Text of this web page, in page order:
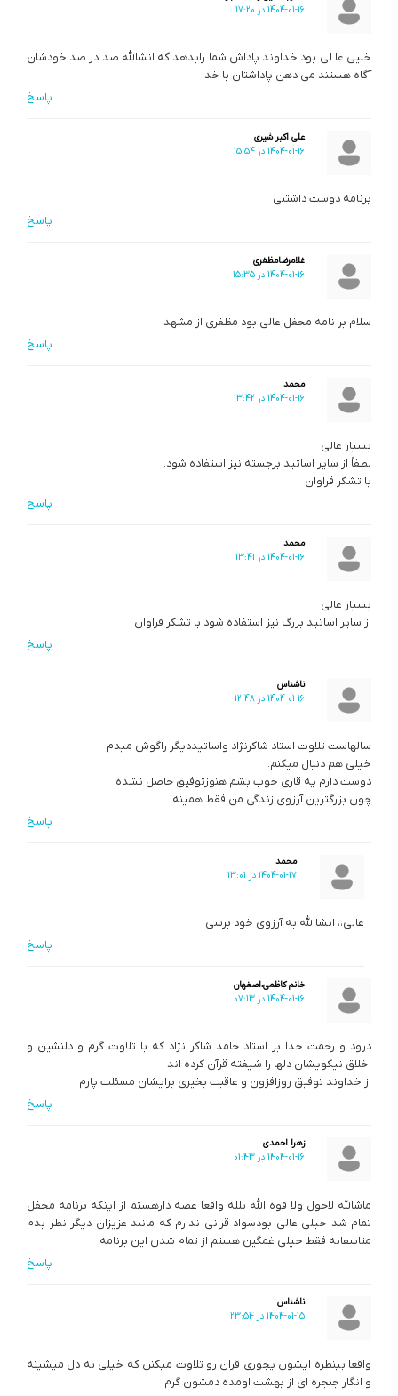
1404-01-16 در 17:20
خلیی عا لی بود خداوند پاداش شما رابدهد که انشالله صد در صد خودشان
آگاه هستند می دهن پاداشتان با خدا
پاسخ
علی اکبر شیری
1404-01-16 در 15:54
برنامه دوست داشتنی
پاسخ
غلامرضامظفری
1404-01-16 در 15:35
سلام بر نامه محفل عالی بود مظفری از مشهد
پاسخ
محمد
1404-01-16 در 13:42
بسیار عالی
لطفاً از سایر اساتید برجسته نیز استفاده شود.
با تشکر فراوان
پاسخ
محمد
1404-01-16 در 13:41
بسیار عالی
از سایر اساتید بزرگ نیز استفاده شود با تشکر فراوان
پاسخ
ناشناس
1404-01-16 در 12:48
سالهاست تلاوت استاد شاکرنژاد واساتیددیگر راگوش میدم
خیلی هم دنبال میکنم.
دوست دارم یه قاری خوب بشم هنوزتوفیق حاصل نشده
چون بزرگترین آرزوی زندگی من فقط همینه
پاسخ
محمد
1404-01-17 در 13:01
عالی،، انشاالله به آرزوی خود برسی
پاسخ
خانم کاظمی،اصفهان
1404-01-16 در 07:13
درود و رحمت خدا بر استاد حامد شاکر نژاد که با تلاوت گرم و دلنشین و
اخلاق نیکویشان دلها را شیفته قرآن کرده اند
از خداوند توفیق روزافزون و عاقبت بخیری برایشان مسئلت پارم
پاسخ
زهرا احمدی
1404-01-16 در 01:43
ماشالله لاحول ولا قوه الله بلله واقعا عصه دارهستم از اینکه برنامه محفل
تمام شد خیلی عالی بودسواد قرانی ندارم که مانند عزیزان دیگر نظر بدم
متاسفانه فقط خیلی غمگین هستم از تمام شدن این برنامه
پاسخ
ناشناس
1404-01-15 در 23:54
واقعا بینظره ایشون یجوری قران رو تلاوت میکنن که خیلی به دل میشینه
و انگار جنجره ای از بهشت اومده دمشون گرم